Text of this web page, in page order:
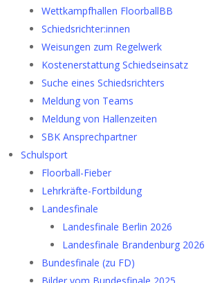
Wettkampfhallen FloorballBB
Schiedsrichter:innen
Weisungen zum Regelwerk
Kostenerstattung Schiedseinsatz
Suche eines Schiedsrichters
Meldung von Teams
Meldung von Hallenzeiten
SBK Ansprechpartner
Schulsport
Floorball-Fieber
Lehrkräfte-Fortbildung
Landesfinale
Landesfinale Berlin 2026
Landesfinale Brandenburg 2026
Bundesfinale (zu FD)